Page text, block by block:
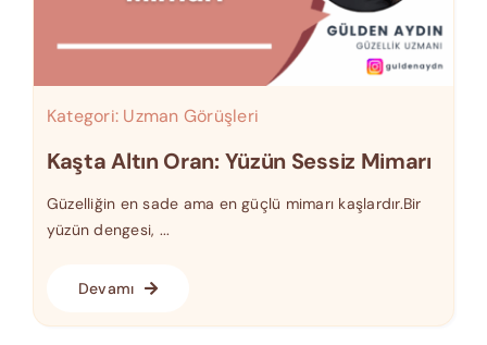
Kategori: Uzman Görüşleri
Kaşta Altın Oran: Yüzün Sessiz Mimarı
Güzelliğin en sade ama en güçlü mimarı kaşlardır.Bir
yüzün dengesi, ...
Devamı